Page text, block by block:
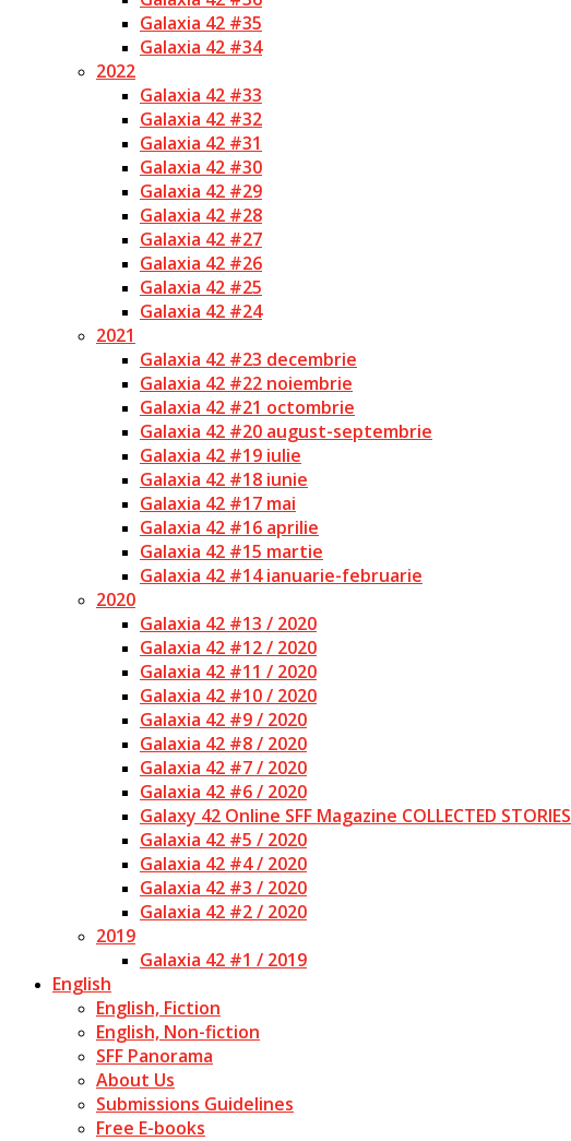
Galaxia 42 #35
Galaxia 42 #34
2022
Galaxia 42 #33
Galaxia 42 #32
Galaxia 42 #31
Galaxia 42 #30
Galaxia 42 #29
Galaxia 42 #28
Galaxia 42 #27
Galaxia 42 #26
Galaxia 42 #25
Galaxia 42 #24
2021
Galaxia 42 #23 decembrie
Galaxia 42 #22 noiembrie
Galaxia 42 #21 octombrie
Galaxia 42 #20 august-septembrie
Galaxia 42 #19 iulie
Galaxia 42 #18 iunie
Galaxia 42 #17 mai
Galaxia 42 #16 aprilie
Galaxia 42 #15 martie
Galaxia 42 #14 ianuarie-februarie
2020
Galaxia 42 #13 / 2020
Galaxia 42 #12 / 2020
Galaxia 42 #11 / 2020
Galaxia 42 #10 / 2020
Galaxia 42 #9 / 2020
Galaxia 42 #8 / 2020
Galaxia 42 #7 / 2020
Galaxia 42 #6 / 2020
Galaxy 42 Online SFF Magazine COLLECTED STORIES
Galaxia 42 #5 / 2020
Galaxia 42 #4 / 2020
Galaxia 42 #3 / 2020
Galaxia 42 #2 / 2020
2019
Galaxia 42 #1 / 2019
English
English, Fiction
English, Non-fiction
SFF Panorama
About Us
Submissions Guidelines
Free E-books